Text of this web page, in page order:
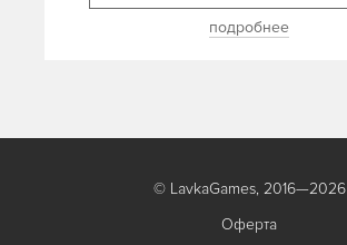
подробнее
© LavkaGames, 2016—2026
Оферта